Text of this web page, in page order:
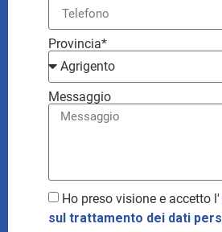
Provincia*
Messaggio
Ho preso visione e accetto l'
sul trattamento dei dati